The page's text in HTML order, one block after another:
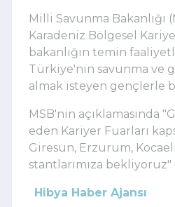
Milli Savunma Bakanlığı
Karadeniz Bölgesel
bakanlığın temin
Türkiye'nin savunma ve
almak isteyen gençlerle
MSB'nin açıklamasında
eden Kariyer Fuarları
Giresun, Erzurum,
stantlarımıza
Hibya Haber Ajansı